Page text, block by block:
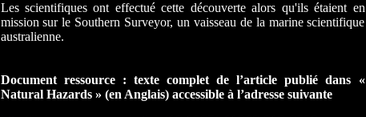
Les scientifiques ont effectué cette découverte alors qu'ils étaient en
mission sur le Southern Surveyor, un vaisseau de la marine scientifique
australienne.
Document ressource : texte complet de l’article publié dans «
Natural Hazards » (en Anglais) accessible à l’adresse suivante